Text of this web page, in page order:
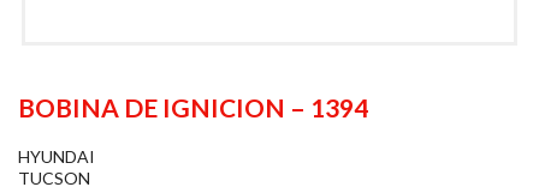
BOBINA DE IGNICION – 1394
HYUNDAI
TUCSON